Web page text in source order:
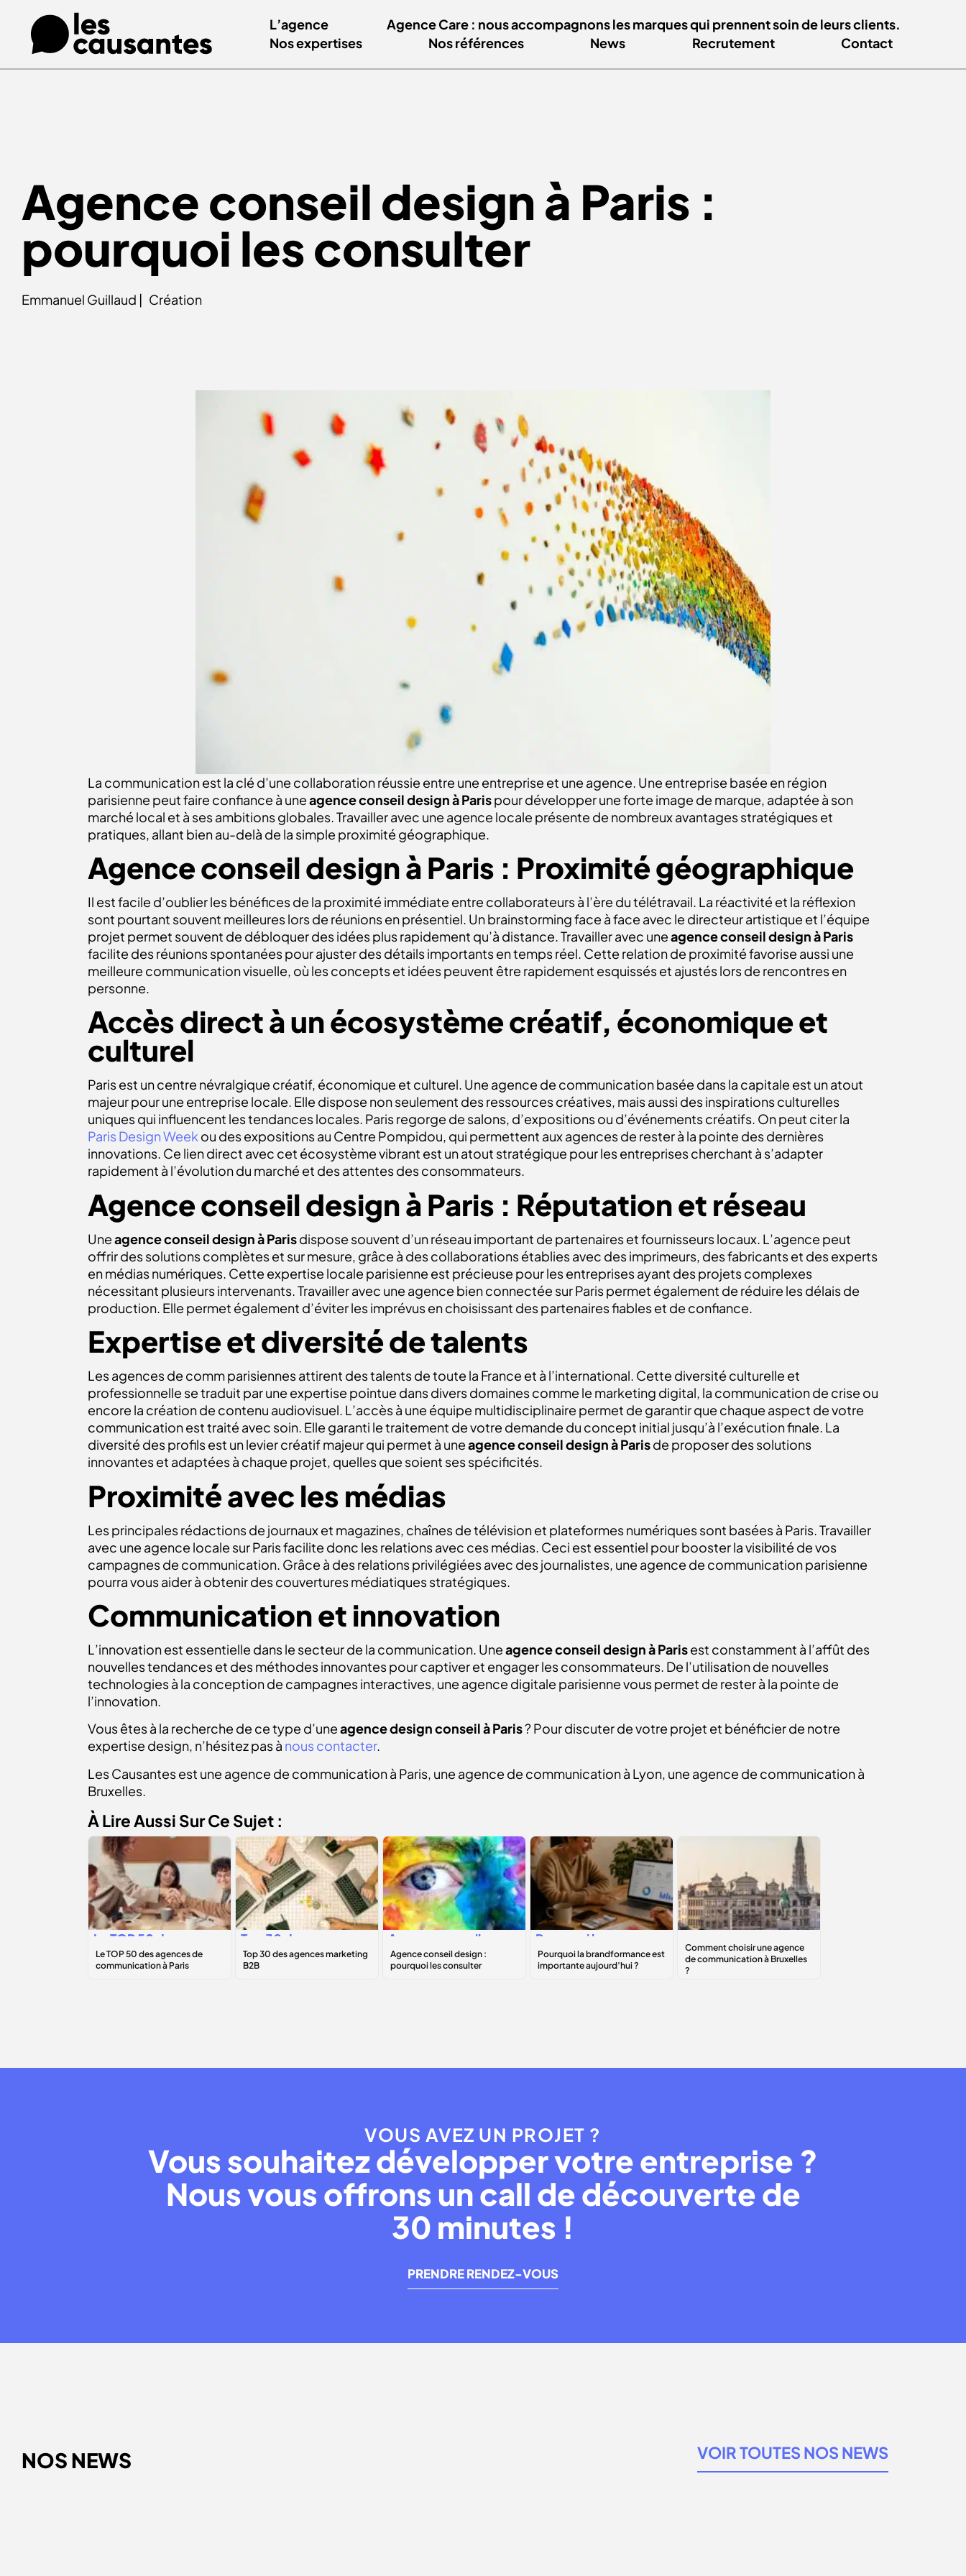
L’agence
Agence Care : nous accompagnons les marques qui prennent soin de leurs clients.
Nos expertises
Nos références News Recrutement Contact
Agence conseil design à Paris :
pourquoi les consulter
Emmanuel Guillaud | Création
La communication est la clé d’une collaboration réussie entre une entreprise et une agence. Une entreprise basée en région
parisienne peut faire confiance à uneagence conseil design à Parispour développer une forte image de marque, adaptée à son
marché local et à ses ambitions globales. Travailler avec une agence locale présente de nombreux avantages stratégiques et
pratiques, allant bien au-delà de la simple proximité géographique.
Agence conseil design à Paris : Proximité géographique
Il est facile d’oublier les bénéfices de la proximité immédiate entre collaborateurs à l’ère du télétravail. La réactivité et la réflexion
sont pourtant souvent meilleures lors de réunions en présentiel. Un brainstorming face à face avec le directeur artistique et l’équipe
projet permet souvent de débloquer des idées plus rapidement qu’à distance. Travailler avec uneagence conseil design à Paris
facilite des réunions spontanées pour ajuster des détails importants en temps réel. Cette relation de proximité favorise aussi une
meilleure communication visuelle, où les concepts et idées peuvent être rapidement esquissés et ajustés lors de rencontres en
personne.
Accès direct à un écosystème créatif, économique et
culturel
Paris est un centre névralgique créatif, économique et culturel. Une agence de communication basée dans la capitale est un atout
majeur pour une entreprise locale. Elle dispose non seulement des ressources créatives, mais aussi des inspirations culturelles
uniques qui influencent les tendances locales. Paris regorge de salons, d’expositions ou d’événements créatifs. On peut citer la
Paris Design Week ou des expositions au Centre Pompidou, qui permettent aux agences de rester à la pointe des dernières
innovations. Ce lien direct avec cet écosystème vibrant est un atout stratégique pour les entreprises cherchant à s’adapter
rapidement à l’évolution du marché et des attentes des consommateurs.
Agence conseil design à Paris : Réputation et réseau
Uneagence conseil design à Parisdispose souvent d’un réseau important de partenaires et fournisseurs locaux. L’agence peut
offrir des solutions complètes et sur mesure, grâce à des collaborations établies avec des imprimeurs, des fabricants et des experts
en médias numériques. Cette expertise locale parisienne est précieuse pour les entreprises ayant des projets complexes
nécessitant plusieurs intervenants. Travailler avec une agence bien connectée sur Paris permet également de réduire les délais de
production. Elle permet également d’éviter les imprévus en choisissant des partenaires fiables et de confiance.
Expertise et diversité de talents
Les agences de comm parisiennes attirent des talents de toute la France et à l’international. Cette diversité culturelle et
professionnelle se traduit par une expertise pointue dans divers domaines comme le marketing digital, la communication de crise ou
encore la création de contenu audiovisuel. L’accès à une équipe multidisciplinaire permet de garantir que chaque aspect de votre
communication est traité avec soin. Elle garanti le traitement de votre demande du concept initial jusqu’à l’exécution finale. La
diversité des profils est un levier créatif majeur qui permet à uneagence conseil design à Parisde proposer des solutions
innovantes et adaptées à chaque projet, quelles que soient ses spécificités.
Proximité avec les médias
Les principales rédactions de journaux et magazines, chaînes de télévision et plateformes numériques sont basées à Paris. Travailler
avec une agence locale sur Paris facilite donc les relations avec ces médias. Ceci est essentiel pour booster la visibilité de vos
campagnes de communication. Grâce à des relations privilégiées avec des journalistes, une agence de communication parisienne
pourra vous aider à obtenir des couvertures médiatiques stratégiques.
Communication et innovation
L’innovation est essentielle dans le secteur de la communication. Uneagence conseil design à Parisest constamment à l’affût des
nouvelles tendances et des méthodes innovantes pour captiver et engager les consommateurs. De l’utilisation de nouvelles
technologies à la conception de campagnes interactives, une agence digitale parisienne vous permet de rester à la pointe de
l’innovation.
Vous êtes à la recherche de ce type d’uneagence design conseil à Paris? Pour discuter de votre projet et bénéficier de notre
expertise design, n’hésitez pas à nous contacter.
Les Causantes est une agence de communication à Paris, une agence de communication à Lyon, une agence de communication à
Bruxelles.
À Lire Aussi Sur Ce Sujet :
Le TOP 50 des
agences de
communication à
Top 30 des
agences
marketing B2B
Agence conseil
design : pourquoi
les consulter
Pourquoi la
brandformance
est importante
une agence de
communication à
VOUS AVEZ UN PROJET ?
Vous souhaitez développer votre entreprise ?
Nous vous offrons un call de découverte de
30 minutes !
PRENDRE RENDEZ-VOUS
NOS NEWS VOIR TOUTES NOS NEWS